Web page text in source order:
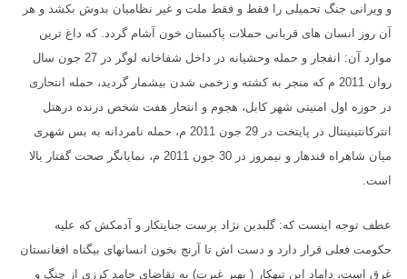
و ویرانی جنگ تحمیلی را فقط و فقط ملت و غیر نظامیان بدوش بکشد و هر
آن روز انسان های قربانی حملات پاکستان خون آشام گردد. که داغ ترین
موارد آن: انفجار و حمله وحشیانه در داخل شفاخانه لوگر در
27 جون سال
روان 2011 م که منجر به کشته و زخمی شدن بیشمار گردید، حمله انتحاری
در حوزه اول امنیتی شهر کابل، هجوم و انتحار هفت شخص درنده درهتل
انترکانتینینتال در پایتخت در 29 جون 2011 م، حمله نامردانه به بس شهری
میان شاهراه قندهار و نیمروز در 30 جون 2011 م، نمایانگر صحت گفتار بالا
است.
عطف توجه اینست که: گلبدین نژاد پرست جنایتکار و آدمکش که علیه
حکومت فعلی قرار دارد و دست اش تا آرنج بخون انسانهای بیگناه افغانستان
غرق است، داماد این تبهکار ( بهیر غیرت) به تقاضای حامد کرزی از چنگ و